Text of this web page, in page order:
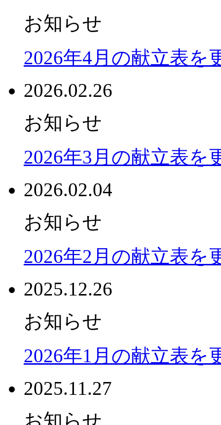
お知らせ
2026年4月の献立表を
2026.02.26
お知らせ
2026年3月の献立表を
2026.02.04
お知らせ
2026年2月の献立表を
2025.12.26
お知らせ
2026年1月の献立表を
2025.11.27
お知らせ